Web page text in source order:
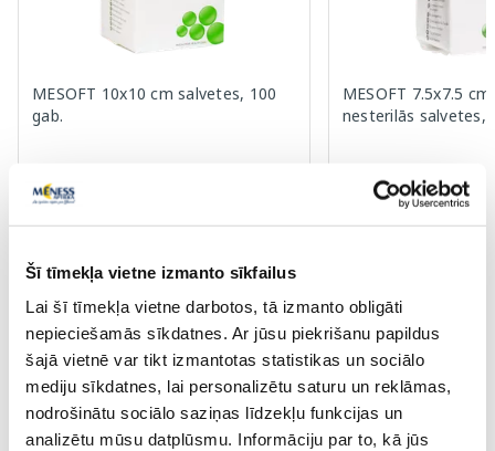
Šī tīmekļa vietne izmanto sīkfailus
Lai šī tīmekļa vietne darbotos, tā izmanto obligāti
nepieciešamās sīkdatnes. Ar jūsu piekrišanu papildus
šajā vietnē var tikt izmantotas statistikas un sociālo
mediju sīkdatnes, lai personalizētu saturu un reklāmas,
nodrošinātu sociālo saziņas līdzekļu funkcijas un
analizētu mūsu datplūsmu. Informāciju par to, kā jūs
MESOFT 10x10 cm salvetes, 100
gab.
4.19 €
MESOFT 7.5x7.5
nesterilās salvetes,
2.89 €
Page 1 of 10
Saules aizsardzībai vasarā ☀️